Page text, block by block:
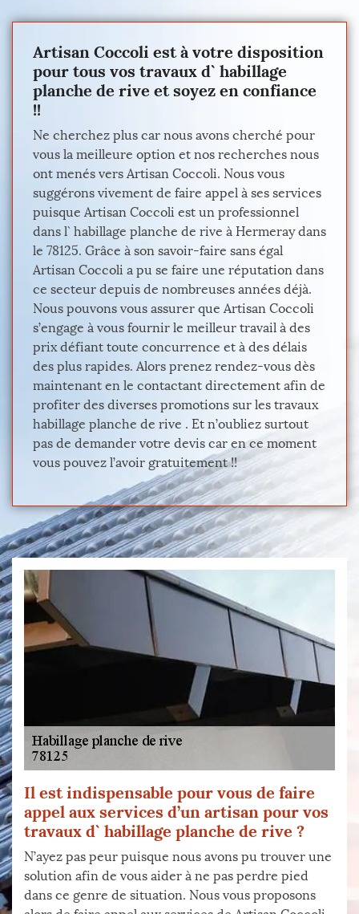
Artisan Coccoli est à votre disposition
pour tous vos travaux d` habillage
planche de rive et soyez en confiance
!!
Ne cherchez plus car nous avons cherché pour
vous la meilleure option et nos recherches nous
ont menés vers Artisan Coccoli. Nous vous
suggérons vivement de faire appel à ses services
puisque Artisan Coccoli est un professionnel
dans l` habillage planche de rive à Hermeray dans
le 78125. Grâce à son savoir-faire sans égal
Artisan Coccoli a pu se faire une réputation dans
ce secteur depuis de nombreuses années déjà.
Nous pouvons vous assurer que Artisan Coccoli
s’engage à vous fournir le meilleur travail à des
prix défiant toute concurrence et à des délais
des plus rapides. Alors prenez rendez-vous dès
maintenant en le contactant directement afin de
profiter des diverses promotions sur les travaux
habillage planche de rive . Et n’oubliez surtout
pas de demander votre devis car en ce moment
vous pouvez l’avoir gratuitement !!
Il est indispensable pour vous de faire
appel aux services d’un artisan pour vos
travaux d` habillage planche de rive ?
N’ayez pas peur puisque nous avons pu trouver une
solution afin de vous aider à ne pas perdre pied
dans ce genre de situation. Nous vous proposons